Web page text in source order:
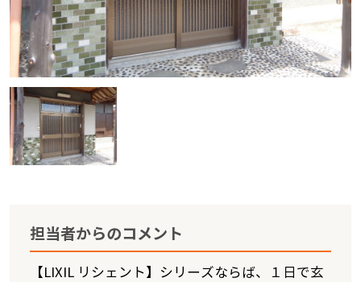
担当者からのコメント
【LIXIL リシェント】シリーズならば、１日で玄